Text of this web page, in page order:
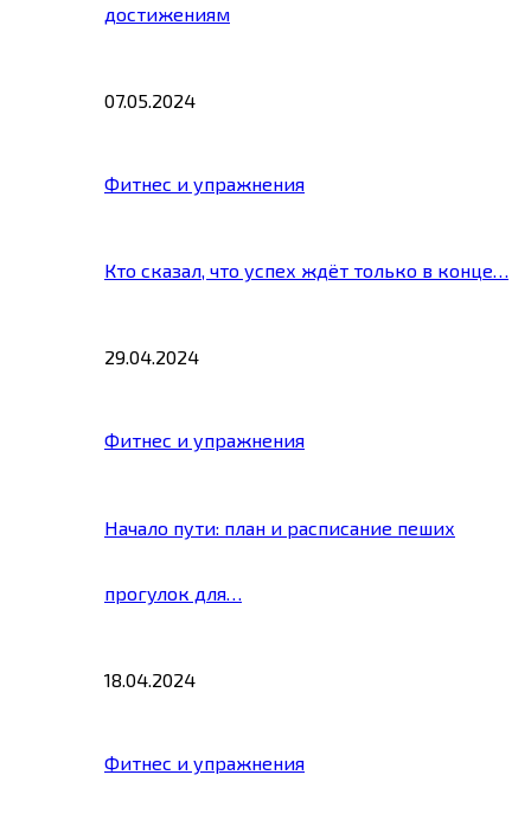
достижениям
07.05.2024
Фитнес и упражнения
Кто сказал, что успех ждёт только в конце…
29.04.2024
Фитнес и упражнения
Начало пути: план и расписание пеших
прогулок для…
18.04.2024
Фитнес и упражнения